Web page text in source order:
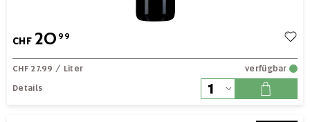
CHF 20 99
CHF 27.99 / Liter
verfügbar
Details